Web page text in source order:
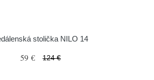
stolička NILO 14
59 € 124 €